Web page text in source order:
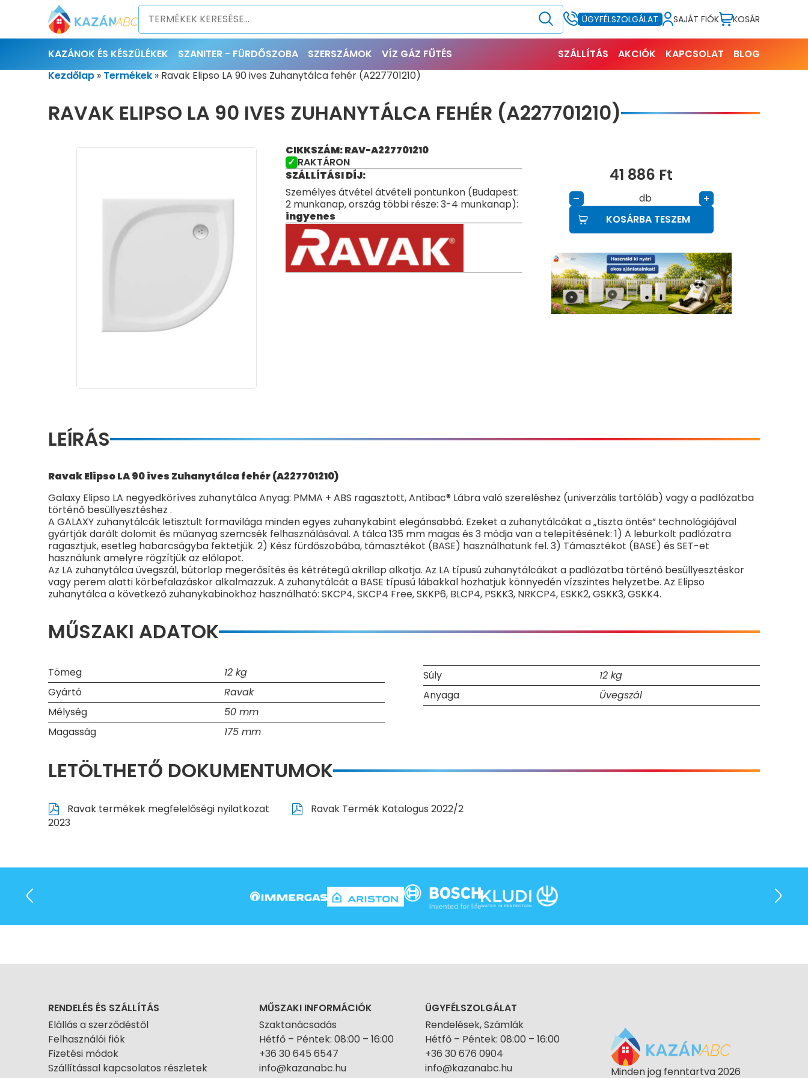
ÜGYFÉLSZOLGÁLAT SAJÁT FIÓK KOSÁR
KAZÁNOK ÉS KÉSZÜLÉKEK SZANITER - FÜRDŐSZOBA SZERSZÁMOK VÍZ GÁZ FŰTÉS SZÁLLÍTÁS AKCIÓK KAPCSOLAT
BLOG
Kezdőlap » Termékek » Ravak Elipso LA 90 ives Zuhanytálca fehér (A227701210)
RAVAK ELIPSO LA 90 IVES ZUHANYTÁLCA FEHÉR (A227701210)
CIKKSZÁM: RAV-A227701210
RAKTÁRON
SZÁLLÍTÁSI DÍJ:
Személyes átvétel átvételi pontunkon (Budapest:
2 munkanap, ország többi része: 3-4 munkanap):
ingyenes
41 886 Ft
– db
+
KOSÁRBA TESZEM
LEÍRÁS
Ravak Elipso LA 90 ives Zuhanytálca fehér (A227701210)
Galaxy Elipso LA negyedköríves zuhanytálca Anyag: PMMA + ABS ragasztott, Antibac® Lábra való szereléshez (univerzális tartóláb) vagy a padlózatba
történő besüllyesztéshez .
A GALAXY zuhanytálcák letisztult formavilága minden egyes zuhanykabint elegánsabbá. Ezeket a zuhanytálcákat a „tiszta öntés” technológiájával
gyártják darált dolomit és műanyag szemcsék felhasználásával. A tálca 135 mm magas és 3 módja van a telepítésének: 1) A leburkolt padlózatra
ragasztjuk, esetleg habarcságyba fektetjük. 2) Kész fürdőszobába, támasztékot (BASE) használhatunk fel. 3) Támasztékot (BASE) és SET-et
használunk amelyre rögzítjük az előlapot.
Az LA zuhanytálca üvegszál, bútorlap megerősítés és kétrétegű akrillap alkotja. Az LA típusú zuhanytálcákat a padlózatba történő besüllyesztéskor
vagy perem alatti körbefalazáskor alkalmazzuk. A zuhanytálcát a BASE típusú lábakkal hozhatjuk könnyedén vízszintes helyzetbe. Az Elipso
zuhanytálca a következő zuhanykabinokhoz használható: SKCP4, SKCP4 Free, SKKP6, BLCP4, PSKK3, NRKCP4, ESKK2, GSKK3, GSKK4.
MŰSZAKI ADATOK
Tömeg
12 kg
Gyártó
Ravak
Mélység
50 mm
Magasság
175 mm
Súly
12 kg
Anyaga
Üvegszál
LETÖLTHETŐ DOKUMENTUMOK
Ravak termékek megfelelőségi nyilatkozat
2023
Ravak Termék Katalogus 2022/2
RENDELÉS ÉS SZÁLLÍTÁS
Elállás a szerződéstől
Felhasználói fiók
Fizetési módok
Szállítással kapcsolatos részletek
MŰSZAKI INFORMÁCIÓK
Szaktanácsadás
Hétfő – Péntek: 08:00 – 16:00
+36 30 645 6547
info@kazanabc.hu
ÜGYFÉLSZOLGÁLAT
Rendelések, Számlák
Hétfő – Péntek: 08:00 – 16:00
+36 30 676 0904
info@kazanabc.hu
Minden jog fenntartva 2026